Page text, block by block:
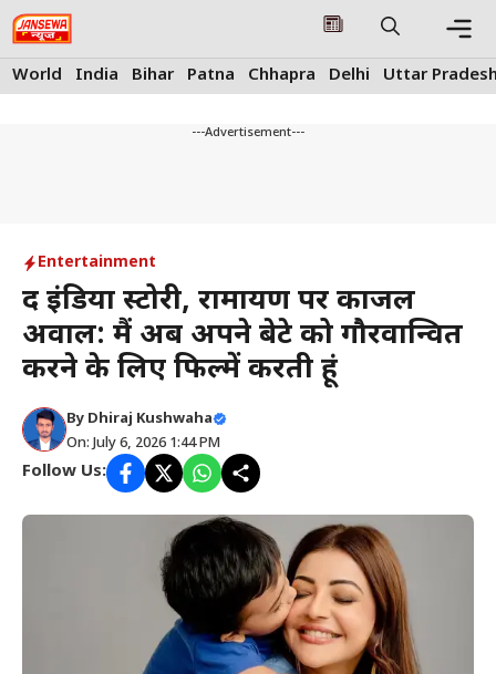
Skip
to
content
World India Bihar Patna Chhapra Delhi Uttar
---Advertisement---
Entertainment
द इंडिया स्टोरी, रामायण पर काजल
अग्रवाल: मैं अब अपने बेटे को गौरवान्वित
करने के लिए फिल्में करती हूं
By Dhiraj Kushwaha
On: July 6, 2026 1:44 PM
Follow Us: